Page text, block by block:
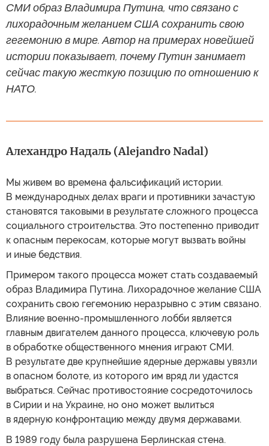
СМИ образ Владимира Путина, что связано с
лихорадочным желанием США сохранить свою
гегемонию в мире. Автор на примерах новейшей
истории показывает, почему Путин занимает
сейчас такую жесткую позицию по отношению к
НАТО.
Алехандро Надаль (Alejandro Nadal)
Мы живем во времена фальсификаций истории.
В международных делах враги и противники зачастую
становятся таковыми в результате сложного процесса
социального строительства. Это постепенно приводит
к опасным перекосам, которые могут вызвать войны
и иные бедствия.
Примером такого процесса может стать создаваемый
образ Владимира Путина. Лихорадочное желание США
сохранить свою гегемонию неразрывно с этим связано.
Влияние военно-промышленного лобби является
главным двигателем данного процесса, ключевую роль
в обработке общественного мнения играют СМИ.
В результате две крупнейшие ядерные державы увязли
в опасном болоте, из которого им вряд ли удастся
выбраться. Сейчас противостояние сосредоточилось
в Сирии и на Украине, но оно может вылиться
в ядерную конфронтацию между двумя державами.
В 1989 году была разрушена Берлинская стена.